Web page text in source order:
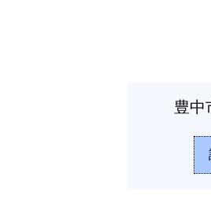
豊中